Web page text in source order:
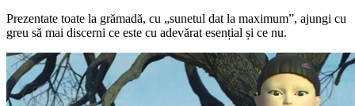
Prezentate toate la grămadă, cu „sunetul dat la maximum”, ajungi cu
greu să mai discerni ce este cu adevărat esențial și ce nu.